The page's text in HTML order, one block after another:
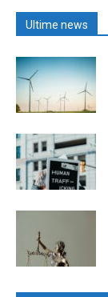
Ultime news